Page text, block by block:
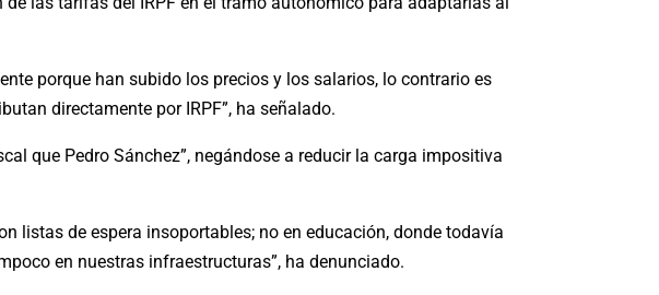
porque han subido los precios y los salarios, lo contrario es
directamente por IRPF”, ha señalado.
que Pedro Sánchez”, negándose a reducir la carga impositiva
listas de espera insoportables; no en educación, donde todavía
en nuestras infraestructuras”, ha denunciado.